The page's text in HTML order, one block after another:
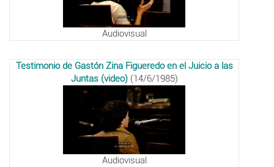
Audiovisual
Testimonio de Gastón Zina Figueredo en el Juicio a las
Juntas (video)(14/6/1985)
Audiovisual